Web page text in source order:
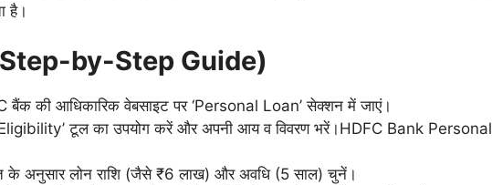
है।
by-Step Guide)
बैंक की आधिकारिक वेबसाइट पर ‘Personal Loan’ सेक्शन में जाएं।
Eligibility’ टूल का उपयोग करें और अपनी आय व विवरण भरें।HDFC Bank Personal
अनुसार लोन राशि (जैसे ₹6 लाख) और अवधि (5 साल) चुनें।